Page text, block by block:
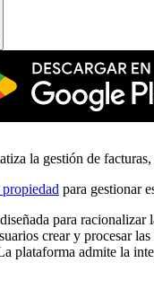
la gestión de
para gestionar
para
crear y procesar
plataforma admite la